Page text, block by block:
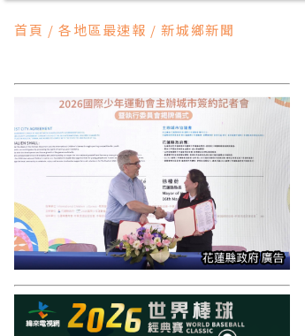
首頁 / 各地區最速報 / 新城鄉新聞